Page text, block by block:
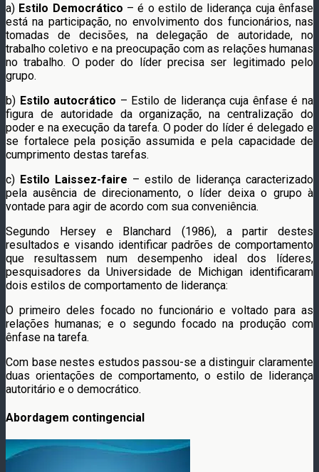
a) Estilo Democrático – é o estilo de liderança cuja ênfase
está na participação, no envolvimento dos funcionários, nas
tomadas de decisões, na delegação de autoridade, no
trabalho coletivo e na preocupação com as relações humanas
no trabalho. O poder do líder precisa ser legitimado pelo
grupo.
b) Estilo autocrático – Estilo de liderança cuja ênfase é na
figura de autoridade da organização, na centralização do
poder e na execução da tarefa. O poder do líder é delegado e
se fortalece pela posição assumida e pela capacidade de
cumprimento destas tarefas.
c) Estilo Laissez-faire – estilo de liderança caracterizado
pela ausência de direcionamento, o líder deixa o grupo à
vontade para agir de acordo com sua conveniência.
Segundo Hersey e Blanchard (1986), a partir destes
resultados e visando identificar padrões de comportamento
que resultassem num desempenho ideal dos líderes,
pesquisadores da Universidade de Michigan identificaram
dois estilos de comportamento de liderança:
O primeiro deles focado no funcionário e voltado para as
relações humanas; e o segundo focado na produção com
ênfase na tarefa.
Com base nestes estudos passou-se a distinguir claramente
duas orientações de comportamento, o estilo de liderança
autoritário e o democrático.
Abordagem contingencial